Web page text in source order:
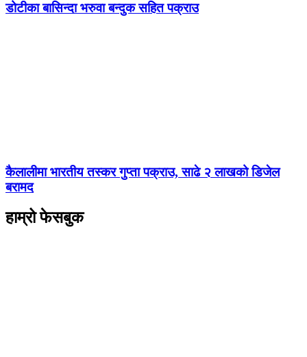
डोटीका बासिन्दा भरुवा बन्दुक सहित पक्राउ
कैलालीमा भारतीय तस्कर गुप्ता पक्राउ, साढे २ लाखको डिजेल
बरामद
हाम्रो फेसबुक